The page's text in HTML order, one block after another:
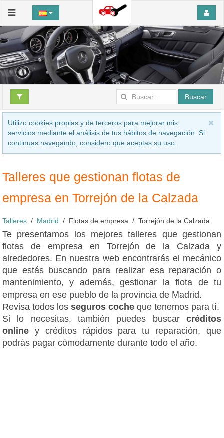
Buscar
Utilizo cookies propias y de terceros para mejorar mis
servicios mediante el análisis de tus hábitos de navegación. Si
continuas navegando, considero que aceptas su uso.
Talleres que gestionan flotas de
empresa en Torrejón de la Calzada
Talleres Madrid Flotas de empresa Torrejón de la Calzada
Te presentamos los mejores talleres que gestionan
flotas de empresa en Torrejón de la Calzada y
alrededores. En nuestra web encontrarás el mecánico
que estás buscando para realizar esa reparación o
mantenimiento, y además, gestionar la flota de tu
empresa en ese pueblo de la provincia de Madrid.
Revisa todos los seguros coche que tenemos para tí.
Si lo necesitas, también puedes buscar créditos
online y créditos rápidos para tu reparación, que
podrás pagar cómodamente durante todo el año.